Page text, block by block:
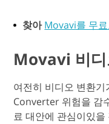
찾아 Movavi를 무
Movavi 비디
여전히 비디오 변환
Converter 위험을 감
료 대안에 관심이있을